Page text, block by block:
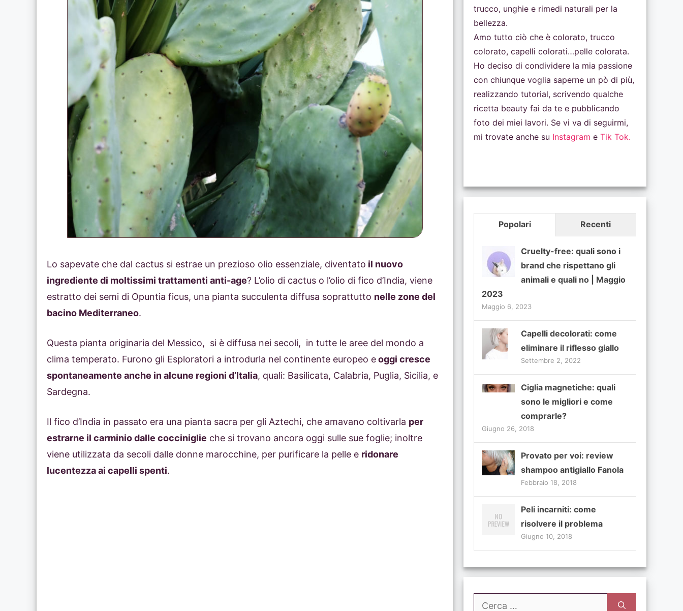
Lo sapevate che dal cactus si estrae un prezioso olio essenziale, diventato il nuovo
ingrediente di moltissimi trattamenti anti-age? L’olio di cactus o l’olio di fico d’India, viene
estratto dei semi di Opuntia ficus, una pianta succulenta diffusa soprattutto nelle zone del
bacino Mediterraneo.
Questa pianta originaria del Messico, si è diffusa nei secoli, in tutte le aree del mondo a
clima temperato. Furono gli Esploratori a introdurla nel continente europeo eoggi cresce
spontaneamente anche in alcune regioni d’Italia, quali: Basilicata, Calabria, Puglia, Sicilia, e
Sardegna.
Il fico d’India in passato era una pianta sacra per gli Aztechi, che amavano coltivarla per
estrarne il carminio dalle cocciniglie che si trovano ancora oggi sulle sue foglie; inoltre
viene utilizzata da secoli dalle donne marocchine, per purificare la pelle e ridonare
lucentezza ai capelli spenti.
trucco, unghie e rimedi naturali per la
bellezza.
Amo tutto ciò che è colorato, trucco
colorato, capelli colorati…pelle colorata.
Ho deciso di condividere la mia passione
con chiunque voglia saperne un pò di più,
realizzando tutorial, scrivendo qualche
ricetta beauty fai da te e pubblicando
foto dei miei lavori. Se vi va di seguirmi,
mi trovate anche su Instagram e Tik Tok.
Popolari Recenti
Cruelty-free: quali sono i
brand che rispettano gli
animali e quali no | Maggio
2023
Maggio 6, 2023
Capelli decolorati: come
eliminare il riflesso giallo
Settembre 2, 2022
Ciglia magnetiche: quali
sono le migliori e come
comprarle?
Giugno 26, 2018
Provato per voi: review
shampoo antigiallo Fanola
Febbraio 18, 2018
Peli incarniti: come
risolvere il problema
Giugno 10, 2018
Ricerca